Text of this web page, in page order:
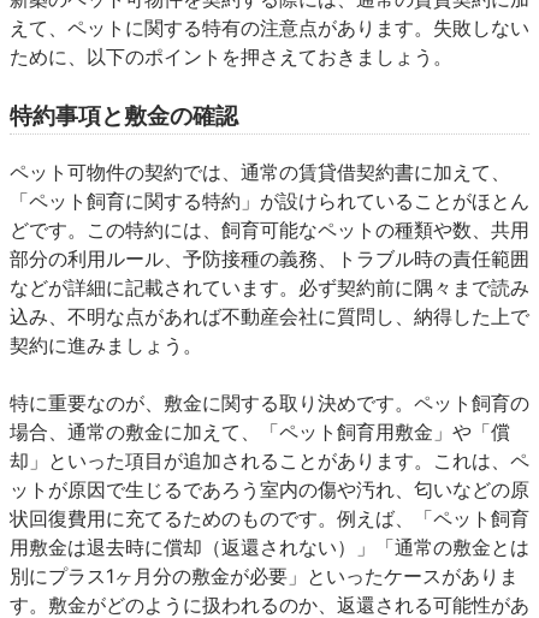
えて、ペットに関する特有の注意点があります。失敗しない
ために、以下のポイントを押さえておきましょう。
特約事項と敷金の確認
ペット可物件の契約では、通常の賃貸借契約書に加えて、
「ペット飼育に関する特約」が設けられていることがほとん
どです。この特約には、飼育可能なペットの種類や数、共用
部分の利用ルール、予防接種の義務、トラブル時の責任範囲
などが詳細に記載されています。必ず契約前に隅々まで読み
込み、不明な点があれば不動産会社に質問し、納得した上で
契約に進みましょう。
特に重要なのが、 敷金に関する取り決めです。ペット飼育の
場合、通常の敷金に加えて、「ペット飼育用敷金」 や 「償
却」といった項目が追加されることがあります。これは、ペ
ットが原因で生じるであろう室内の傷や汚れ、匂いなどの原
状回復費用に充てるためのものです。例えば、「ペット飼育
用敷金は退去時に償却（返還されない）」「通常の敷金とは
別にプラス1ヶ月分の敷金が必要」といったケースがありま
す。敷金がどのように扱われるのか、返還される可能性があ